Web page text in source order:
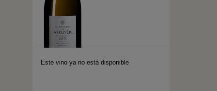
Este vino ya no está disponible